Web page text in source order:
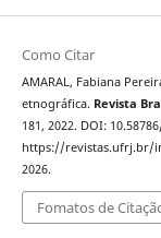
Como Citar
AMARAL, Fabiana
etnográfica. Revista
181, 2022. DOI:
https://revistas.ufrj.br/
2026.
Fomatos de